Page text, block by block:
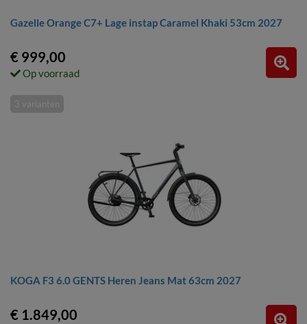
Gazelle Orange C7+ Lage instap Caramel Khaki 53cm 2027
€ 999,00
Op voorraad
KOGA F3 6.0 GENTS Heren Jeans Mat 63cm 2027
3 varianten
€ 1.849,00